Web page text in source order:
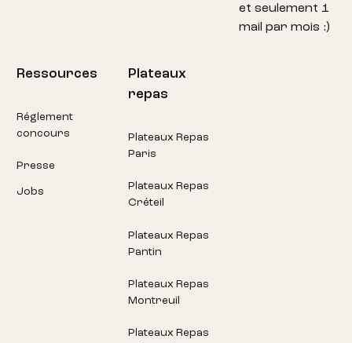
et seulement 1
mail par mois :)
Ressources
Réglement
concours
Presse
Jobs
Plateaux
repas
Plateaux Repas
Paris
Plateaux Repas
Créteil
Plateaux Repas
Pantin
Plateaux Repas
Montreuil
Plateaux Repas